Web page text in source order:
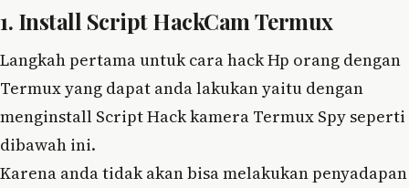
1. Install Script HackCam Termux
Langkah pertama untuk cara hack Hp orang dengan
Termux yang dapat anda lakukan yaitu dengan
menginstall Script Hack kamera Termux Spy seperti
dibawah ini.
Karena anda tidak akan bisa melakukan penyadapan